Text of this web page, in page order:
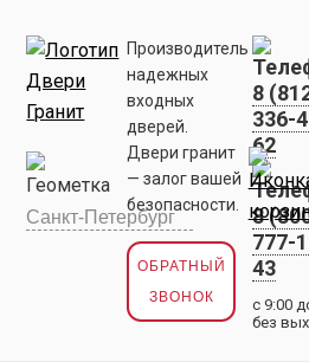
Производитель
надежных
входных
дверей.
Двери гранит
— залог вашей
безопасности.
ОБРАТНЫЙ
ЗВОНОК
8
336-
62
8
777-
43
с 9:00
без